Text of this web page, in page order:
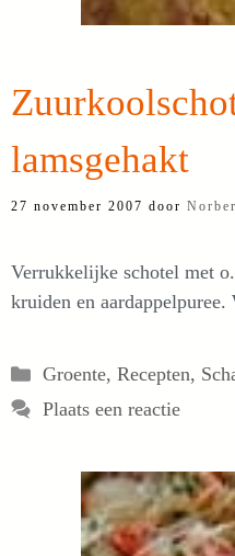
lamsgehakt
27 november 2007 door
Verrukkelijke schotel met
kruiden en aardappelpuree.
Categorieën
Groente, Recepten,
Plaats een reactie